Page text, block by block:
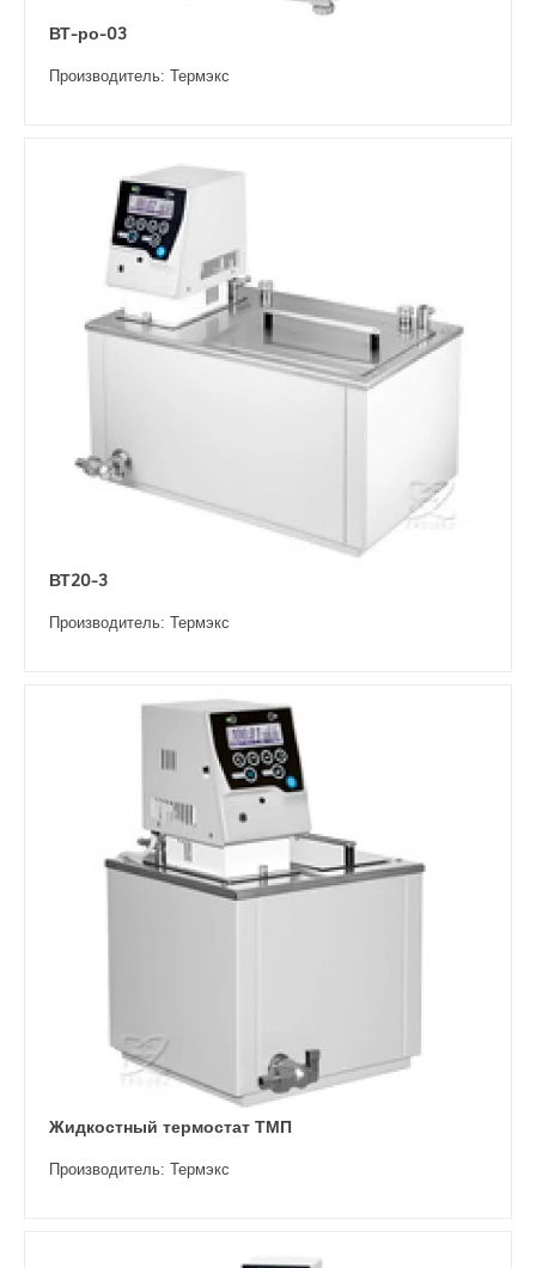
ВТ-ро-03
Производитель: Термэкс
ВТ20-3
Производитель: Термэкс
Жидкостный термостат ТМП
Производитель: Термэкс